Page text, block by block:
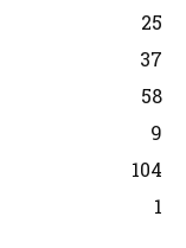
25
37
58
9
104
1